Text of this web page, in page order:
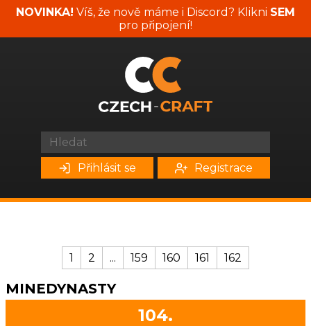
NOVINKA! Víš, že nově máme i Discord? Klikni SEM
pro připojení!
Přihlásit se Registrace
1 2 ... 159 160 161 162
MINEDYNASTY
104.